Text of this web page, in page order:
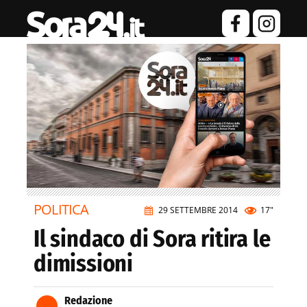
29 SETTEMBRE 2014 17"
POLITICA
Il sindaco di Sora ritira le
dimissioni
Redazione